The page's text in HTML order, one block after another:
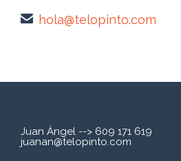
 hola@telopinto.com
Juan Ángel --> 609 171 619
juanan@telopinto.com